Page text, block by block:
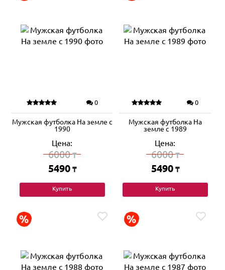
0
Мужская футболка На земле с
1990
Цена:
6000₸
5490 ₸
Купить
0
Мужская футболка На
земле с 1989
Цена:
6000₸
5490 ₸
Купить